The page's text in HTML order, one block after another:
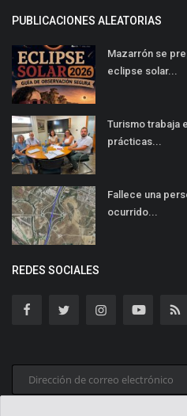
PUBLICACIONES ALEATORIAS
Mazarrón se
eclipse solar...
Turismo trabaja
prácticas...
Fallece una
ocurrido...
REDES SOCIALES